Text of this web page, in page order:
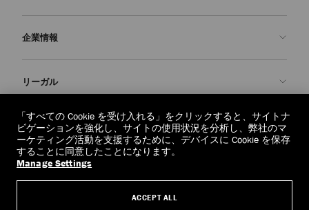
返品を申請
配送
交換・返品
Made-to-Order
保証
企業情報
ブランドの歴史
JC World
社会への貢献
私たちの責任
クラフツマンシップ
リーガル
プライバシーポリシー
利用規約
忘れられる権利
個人情報開示請求フォーム
regionselector.country. (€)
「すべての Cookie を受け入れる」をクリックすると、サイトナ
ビゲーションを強化し、サイトの使用状況を分析し、弊社のマ
ーケティング活動を支援するために、デバイスに Cookie を保存
することに同意したことになります。
Manage Settings
ACCEPT ALL